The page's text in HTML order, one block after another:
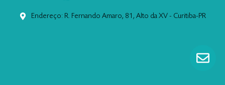
Endereço: R. Fernando Amaro, 81, Alto da XV - Curitiba-PR